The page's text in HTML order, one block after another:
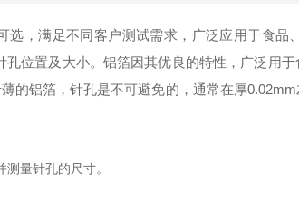
，满足不同客户测试需求，广泛应用于食品
位置及大小。铝箔因其优良的特性，广泛用
铝箔，针孔是不可避免的，通常在厚
量针孔的尺寸。